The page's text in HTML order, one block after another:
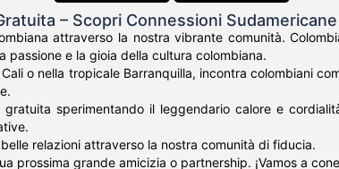
– Scopri Connessioni Sudamericane
attraverso la nostra vibrante comunità.
e la gioia della cultura colombiana.
o nella tropicale Barranquilla, incontra colombiani
sperimentando il leggendario calore e
relazioni attraverso la nostra comunità di fiducia.
prossima grande amicizia o partnership. ¡Vamos a